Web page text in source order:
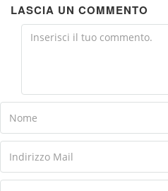
LASCIA UN COMMENTO
Comment
Email